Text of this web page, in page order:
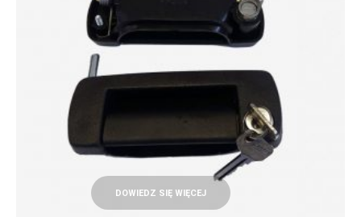
DOWIEDZ SIĘ WIĘCEJ